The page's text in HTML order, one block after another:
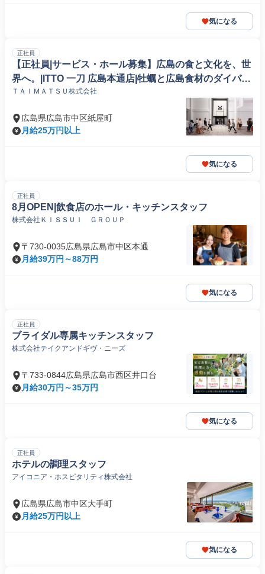
気になる
正社員
【正社員|サービス・ホール募集】広島の食と文化を、世
界へ。|ITTO 一刀 広島本通店|牡蠣と広島食材のダイバシ
ティレストラン|オープニングスタッフ募集
ＴＡＩＭＡＴＳＵ株式会社
広島県広島市中区紙屋町
月給25万円以上
気になる
正社員
8月OPEN|飲食店のホール・キッチンスタッフ
株式会社ＫＩＳＳＵＩ ＧＲＯＵＰ
〒730-0035広島県広島市中区本通
月給39万円～88万円
気になる
正社員
ブライダル専属キッチンスタッフ
株式会社テイクアンドギヴ・ニーズ
〒733-0844広島県広島市西区井口台
月給30万円～35万円
気になる
正社員
ホテルの調理スタッフ
アイコニア・ホスピタリティ株式会社
広島県広島市中区大手町
月給25万円以上
気になる